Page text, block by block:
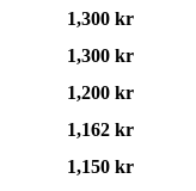
1,300 kr
1,300 kr
1,200 kr
1,162 kr
1,150 kr